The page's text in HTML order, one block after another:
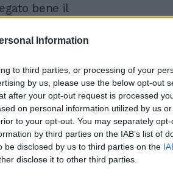
Information
to third parties, or processing of your
by us, please use the below opt-out
after your opt-out request is processed
on personal information utilized by us
to your opt-out. You may separately
by third parties on the IAB’s list of
be disclosed by us to third parties on the
disclose it to other third parties.
bene il
spiegato bene
sono tornati a scuola.
tutti, ma il governo ha
che
Ma il
scuola" ha detto il
al Tg3.